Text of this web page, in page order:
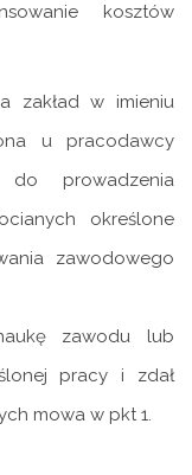
kosztów
zakład w imieniu
u pracodawcy
do prowadzenia
określone
zawodowego
zawodu lub
pracy i zdał
mowa w pkt 1.